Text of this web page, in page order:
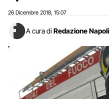
26 Dicembre 2018 15:07
A cura di Redazione Napoli